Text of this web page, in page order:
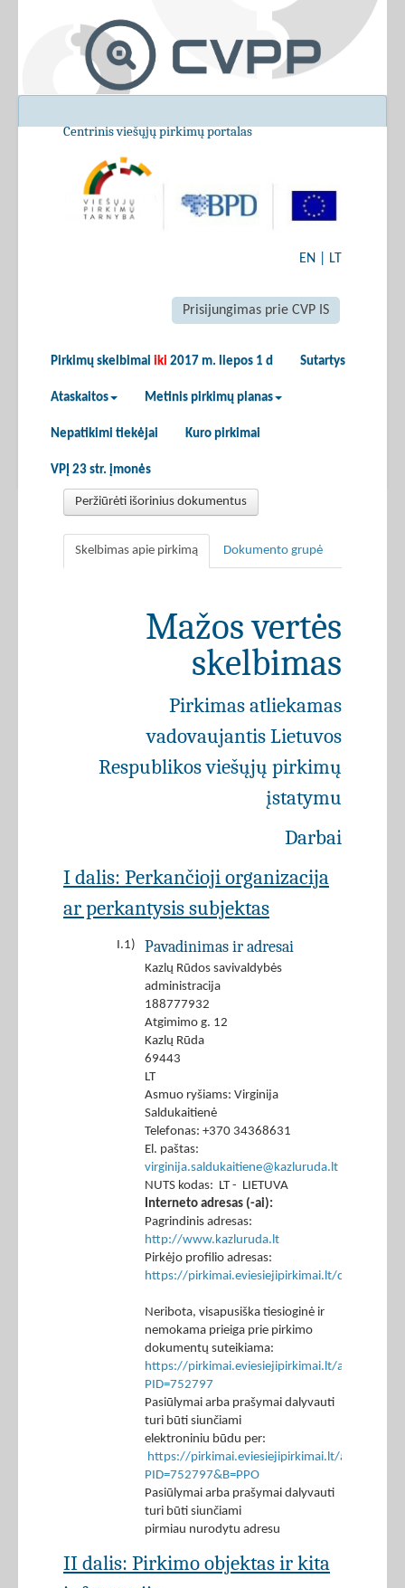
Centrinis viešųjų pirkimų portalas
EN LT
Prisijungimas prie CVP IS
Pirkimų skelbimai iki 2017 m. liepos 1 d Sutartys
Ataskaitos Metinis pirkimų planas
Nepatikimi tiekėjai Kuro pirkimai
VPĮ 23 str. įmonės
Peržiūrėti išorinius dokumentus
Skelbimas apie pirkimą Dokumento grupė
Mažos vertės
skelbimas
Pirkimas atliekamas
vadovaujantis Lietuvos
Respublikos viešųjų pirkimų
įstatymu
Darbai
I dalis: Perkančioji organizacija
ar perkantysis subjektas
I.1) Pavadinimas ir adresai
Kazlų Rūdos savivaldybės
administracija
188777932
Atgimimo g. 12
Kazlų Rūda
69443
LT
Asmuo ryšiams: Virginija
Saldukaitienė
Telefonas: +370 34368631
El. paštas:
virginija.saldukaitiene@kazluruda.lt
NUTS kodas: LT - LIETUVA
Interneto adresas (-ai):
Pagrindinis adresas:
http://www.kazluruda.lt
Pirkėjo profilio adresas:
https://pirkimai.eviesiejipirkimai.lt/ctm/
Neribota, visapusiška tiesioginė ir
nemokama prieiga prie pirkimo
dokumentų suteikiama:
https://pirkimai.eviesiejipirkimai.lt/app/rfq/
PID=752797
Pasiūlymai arba prašymai dalyvauti
turi būti siunčiami
elektroniniu būdu per:
https://pirkimai.eviesiejipirkimai.lt/app/rfq/
PID=752797&B=PPO
Pasiūlymai arba prašymai dalyvauti
turi būti siunčiami
pirmiau nurodytu adresu
II dalis: Pirkimo objektas ir kita